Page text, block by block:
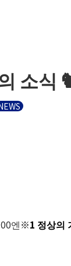
소식
엔※1 정상의